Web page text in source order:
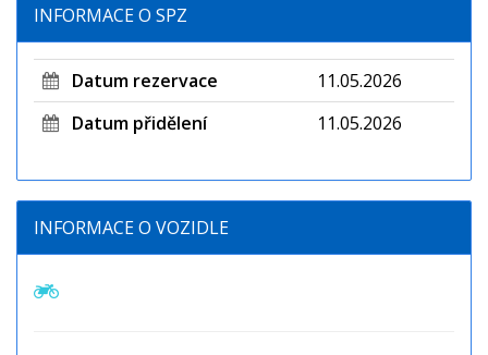
INFORMACE O SPZ
Datum rezervace
11.05.2026
Datum přidělení
11.05.2026
INFORMACE O VOZIDLE